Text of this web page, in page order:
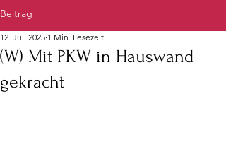
Beitrag
(W) Mit PKW in Hauswand
gekracht
12. Juli 2025 1 Min. Lesezeit